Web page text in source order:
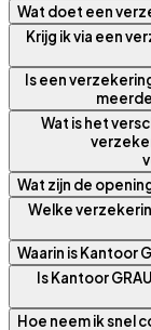
Wat doet een
Krijg ik via een
Is een
Wat is het
Wat zijn de
Welke
Waarin is Kantoor
Is Kantoor
Hoe neem ik snel